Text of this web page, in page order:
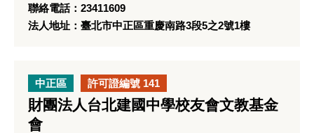
聯絡電話：23411609
法人地址：臺北市中正區重慶南路3段5之2號1樓
中正區 許可證編號 141
財團法人台北建國中學校友會文教基金
會